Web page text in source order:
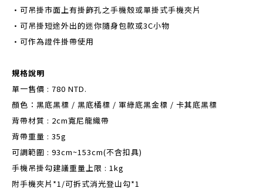
•可吊掛市面上有掛飾孔之手機殼或單掛式手機夾片
•可吊掛短途外出的迷你隨身包款或3C小物
•可作為證件掛帶使用
規格說明
單一售價 : 780 NTD.
顏色：黑底黑標 / 黑底橘標 / 軍綠底黑金標 / 卡其底黑標
背帶材質 : 2cm寬尼龍織帶
背帶重量 : 35g
可調範圍 : 93cm~153cm(不含扣具)
手機吊掛勾建議重量上限 : 1kg
附手機夾片*1/可拆式消光登山勾*1